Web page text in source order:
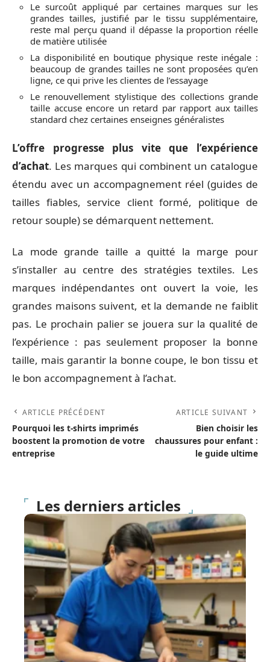
Le surcoût appliqué par certaines marques sur les
grandes tailles, justifié par le tissu supplémentaire,
reste mal perçu quand il dépasse la proportion réelle
de matière utilisée
La disponibilité en boutique physique reste inégale :
beaucoup de grandes tailles ne sont proposées qu’en
ligne, ce qui prive les clientes de l’essayage
Le renouvellement stylistique des collections grande
taille accuse encore un retard par rapport aux tailles
standard chez certaines enseignes généralistes
L’offre progresse plus vite que l’expérience
d’achat. Les marques qui combinent un catalogue
étendu avec un accompagnement réel (guides de
tailles fiables, service client formé, politique de
retour souple) se démarquent nettement.
La mode grande taille a quitté la marge pour
s’installer au centre des stratégies textiles. Les
marques indépendantes ont ouvert la voie, les
grandes maisons suivent, et la demande ne faiblit
pas. Le prochain palier se jouera sur la qualité de
l’expérience : pas seulement proposer la bonne
taille, mais garantir la bonne coupe, le bon tissu et
le bon accompagnement à l’achat.
ARTICLE PRÉCÉDENT
Pourquoi les t-shirts imprimés
boostent la promotion de votre
entreprise
ARTICLE SUIVANT
Bien choisir les
chaussures pour enfant :
le guide ultime
Les derniers articles